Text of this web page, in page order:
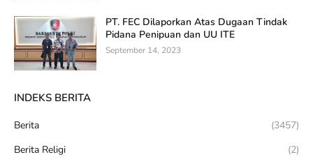
PT. FEC Dilaporkan Atas Dugaan Tindak
Pidana Penipuan dan UU ITE
September 14, 2023
INDEKS BERITA
Berita
(3457)
Berita Religi
(2)